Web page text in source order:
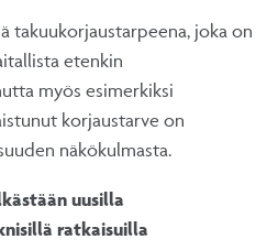
takuukorjaustarpeena, joka on
etenkin
myös esimerkiksi
korjaustarve on
näkökulmasta.
uusilla
ratkaisuilla